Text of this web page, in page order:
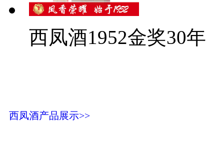
西凤酒1952金奖30年
西凤酒产品展示>>